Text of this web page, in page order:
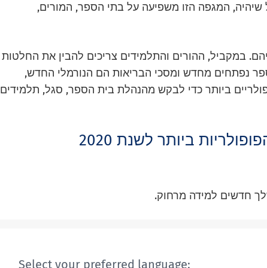
שיהיה, המגפה הזו משפיעה על בתי הספר, המורים,
במקביל, ההורים והתלמידים צריכים להבין את החלטות
נפתחים מחדש ומסכי הבריאות הם הנורמלי החדש,
ביותר כדי לבקש מהנהלת בית הספר, סגל, תלמידים
ביותר לשנת 2020
חדשים למידה מרחוק.